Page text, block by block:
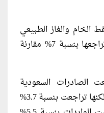
الخام والغاز الطبيعي
نمواً سنوياً بنسبة 3.6%، رغم تراجعها بنسبة 7% مقارنة
الصادرات السعودية
بنسبة 1.4% على أساس سنوي، لكنها تراجعت بنسبة 3.7%